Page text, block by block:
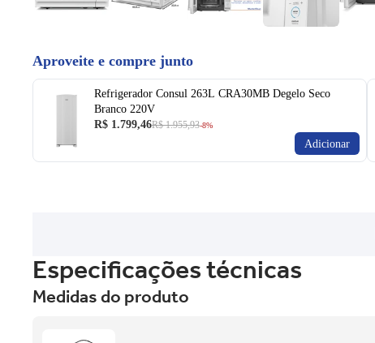
Aproveite e compre junto
Refrigerador Consul 263L CRA30MB Degelo Seco
Branco 220V
R$ 1.799,46R$ 1.955,93-8%
Adicionar
Especificações técnicas
Medidas do produto